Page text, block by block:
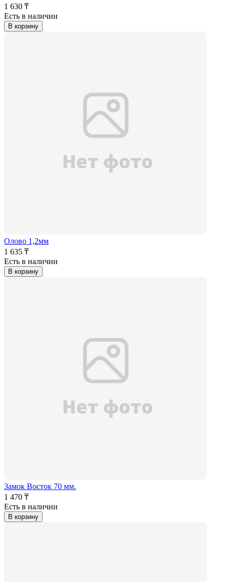
1 630 ₸
Есть в наличии
В корзину
Олово 1,2мм
1 635 ₸
Есть в наличии
В корзину
Замок Восток 70 мм.
1 470 ₸
Есть в наличии
В корзину